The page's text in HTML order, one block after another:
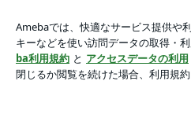
日記
アプリをダウンロードして ブログの
ょう。